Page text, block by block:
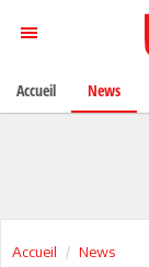
Accueil News
Accueil News